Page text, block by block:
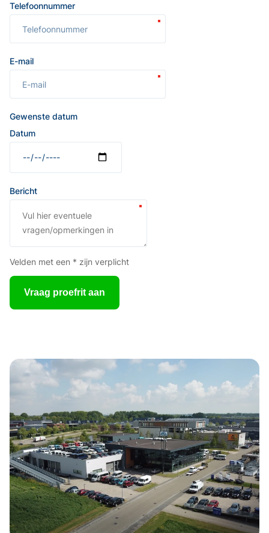
Telefoonnummer
E-mail
Gewenste datum
Datum
Bericht
Velden met een * zijn verplicht
Vraag proefrit aan